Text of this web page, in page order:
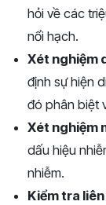
hỏi về các
nổi hạch.
Xét nghiệm
định sự hiện
đó phân biệt
Xét nghiệm
dấu hiệu
nhiễm.
Kiểm tra